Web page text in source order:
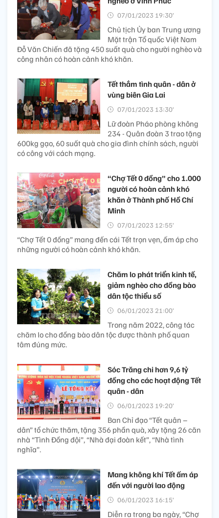
07/01/2023 19:30’
Chủ tịch Ủy ban Trung ương
Mặt trận Tổ quốc Việt Nam
Đỗ Văn Chiến đã tặng 450 suất quà cho người nghèo và
công nhân có hoàn cảnh khó khăn.
Tết thắm tình quân - dân ở
vùng biên Gia Lai
07/01/2023 13:30’
Lữ đoàn Pháo phòng không
234 - Quân đoàn 3 trao tặng
600kg gạo, 60 suất quà cho gia đình chính sách, người
có công với cách mạng.
“Chợ Tết 0 đồng” cho 1.000
người có hoàn cảnh khó
khăn ở Thành phố Hồ Chí
Minh
07/01/2023 12:55’
“Chợ Tết 0 đồng” mang đến cái Tết trọn vẹn, ấm áp cho
những người có hoàn cảnh khó khăn.
Chăm lo phát triển kinh tế,
giảm nghèo cho đồng bào
dân tộc thiểu số
06/01/2023 21:00’
Trong năm 2022, công tác
chăm lo cho đồng bào dân tộc được thành phố quan
tâm đúng mức.
Sóc Trăng chi hơn 9,6 tỷ
đồng cho các hoạt động Tết
quân - dân
06/01/2023 19:20’
Ban Chỉ đạo “Tết quân –
dân” tổ chức thăm, tặng 356 phần quà, xây tặng 26 căn
nhà “Tình Đồng đội”, “Nhà đại đoàn kết”, “Nhà tình
nghĩa”.
Mang không khí Tết ấm áp
đến với người lao động
06/01/2023 16:15’
Diễn ra trong ba ngày, “Chợ